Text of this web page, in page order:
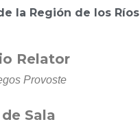
la Región de los Ríos
Relator
Provoste
Sala